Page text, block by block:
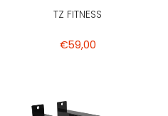
TZ FITNESS
€59,00